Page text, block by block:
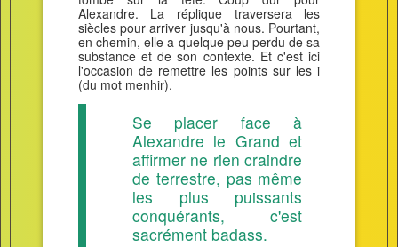
Alexandre. La réplique traversera les
siècles pour arriver jusqu'à nous. Pourtant,
en chemin, elle a quelque peu perdu de sa
substance et de son contexte. Et c'est ici
l'occasion de remettre les points sur les i
(du mot menhir).
Se placer face à
Alexandre le Grand et
affirmer ne rien craindre
de terrestre, pas même
les plus puissants
conquérants, c'est
sacrément badass.